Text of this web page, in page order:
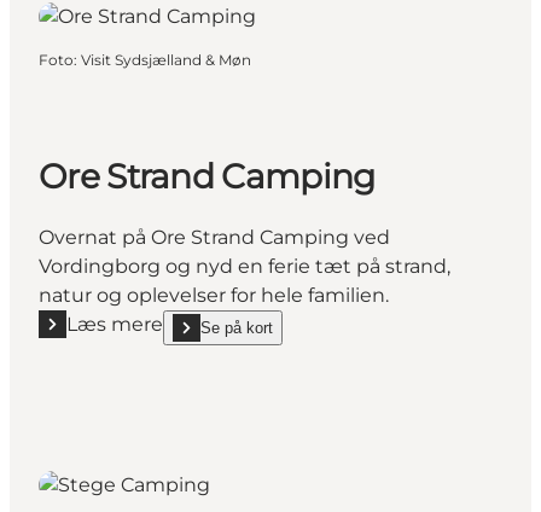
Foto: Visit Sydsjælland & Møn
Ore Strand Camping
Overnat på Ore Strand Camping ved
Vordingborg og nyd en ferie tæt på strand,
natur og oplevelser for hele familien.
Læs mere
Læs mere "Ore Strand Camping"
Se på kort
show Ore Strand Camping on_map